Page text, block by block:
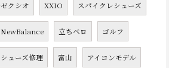
ゼクシオ XXIO スパイクレシューズ
NewBalance 立ちベロ ゴルフ
シューズ修理 富山 アイコンモデル